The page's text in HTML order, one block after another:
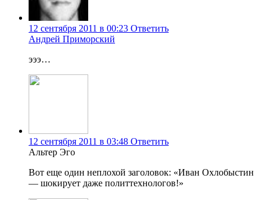
12 сентября 2011 в 00:23 Ответить
Андрей Приморский
эээ…
12 сентября 2011 в 03:48 Ответить
Альтер Эго
Вот еще один неплохой заголовок: «Иван Охлобыстин
— шокирует даже политтехнологов!»